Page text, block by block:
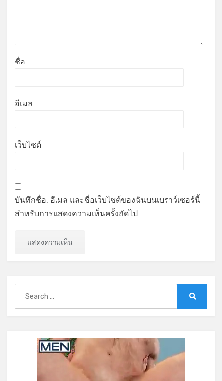
ชื่อ
อีเมล
เว็บไซต์
บันทึกชื่อ, อีเมล และชื่อเว็บไซต์ของฉันบนเบราว์เซอร์นี้
สำหรับการแสดงความเห็นครั้งถัดไป
for: